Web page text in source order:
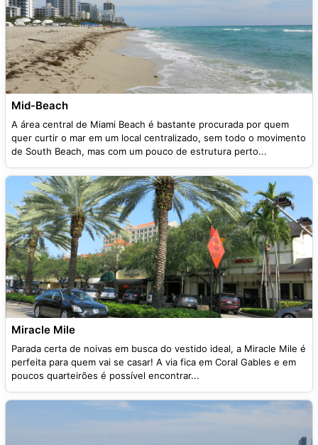
Mid-Beach
A área central de Miami Beach é bastante procurada por quem
quer curtir o mar em um local centralizado, sem todo o movimento
de South Beach, mas com um pouco de estrutura perto...
Miracle Mile
Parada certa de noivas em busca do vestido ideal, a Miracle Mile é
perfeita para quem vai se casar! A via fica em Coral Gables e em
poucos quarteirões é possível encontrar...